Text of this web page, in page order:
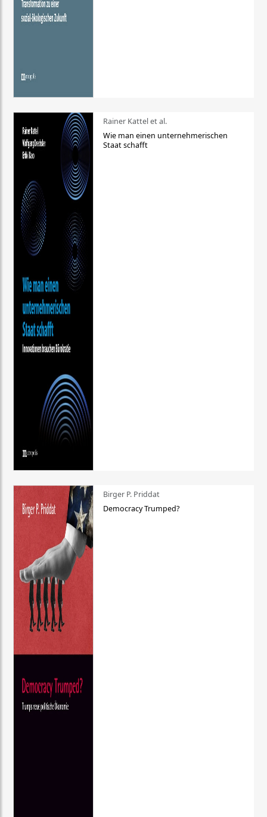
Rainer Kattel et al.
Wie man einen unternehmerischen
Staat schafft
Birger P. Priddat
Democracy Trumped?